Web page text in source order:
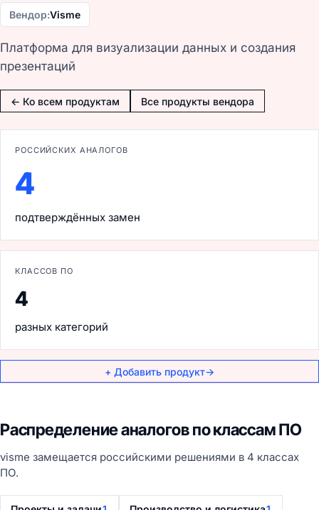
Вендор:Visme
Платформа для визуализации данных и создания
презентаций
← Ко всем продуктам Все продукты вендора
РОССИЙСКИХ АНАЛОГОВ
4
подтверждённых замен
КЛАССОВ ПО
4
разных категорий
+ Добавить продукт→
Распределение аналогов по классам ПО
visme замещается российскими решениями в 4 классах
ПО.